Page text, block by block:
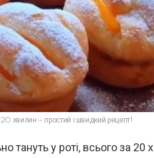
20 хвилин – простий і швидкий рецепт!
тануть у роті, всього за 20